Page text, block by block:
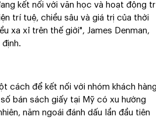
kết nối với văn học và hoạt động
trí tuệ, chiều sâu và giá trị của thời
xa xỉ trên thế giới", James Denman,
cách để kết nối với nhóm khách hàng
bán sách giấy tại Mỹ có xu hướng
năm ngoái đánh dấu lần đầu tiên